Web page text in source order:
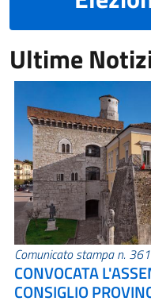
Ultime
Comunicato stampa n.
CONVOCATA
CONSIGLIO